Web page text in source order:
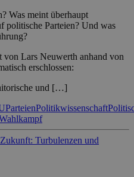
Was meint überhaupt
politische Parteien? Und was
von Lars Neuwerth anhand von
erschlossen:
und […]
ParteienPolitikwissenschaft